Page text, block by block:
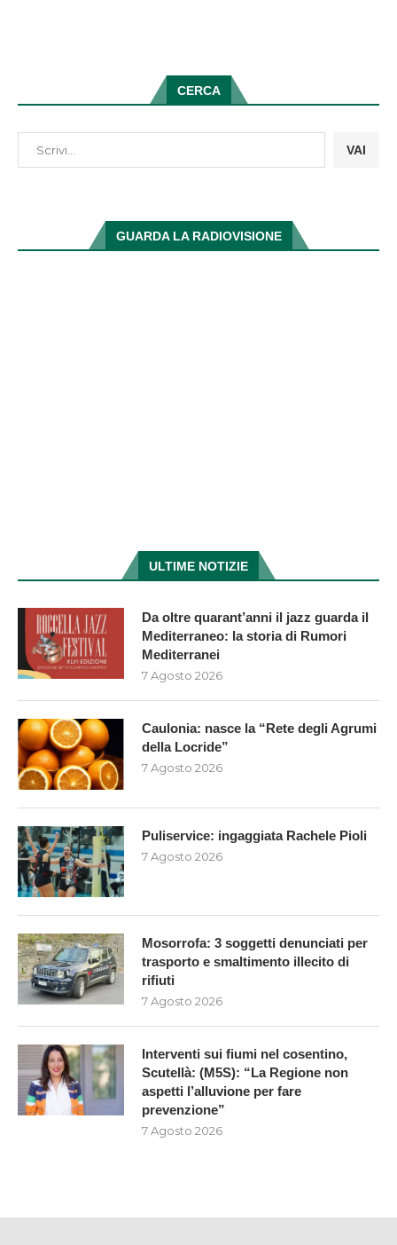
CERCA
VAI
GUARDA LA RADIOVISIONE
ULTIME NOTIZIE
Da oltre quarant’anni il jazz guarda il
Mediterraneo: la storia di Rumori
Mediterranei
7 Agosto 2026
Caulonia: nasce la “Rete degli Agrumi
della Locride”
7 Agosto 2026
Puliservice: ingaggiata Rachele Pioli
7 Agosto 2026
Mosorrofa: 3 soggetti denunciati per
trasporto e smaltimento illecito di
rifiuti
7 Agosto 2026
Interventi sui fiumi nel cosentino,
Scutellà: (M5S): “La Regione non
aspetti l’alluvione per fare
prevenzione”
7 Agosto 2026